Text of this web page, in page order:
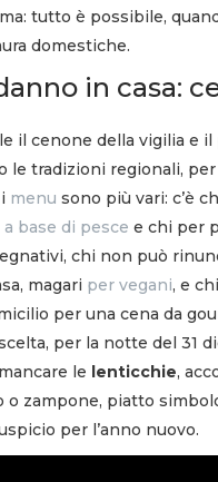
tutto è possibile,
domestiche.
in casa:
il cenone della vigilia e il
le tradizioni regionali, per
menu sono più vari: c’è
base di pesce e chi per
chi non può
magari per vegani, e
per una cena da
per la notte del 31
le lenticchie,
o zampone, piatto
per l’anno nuovo.